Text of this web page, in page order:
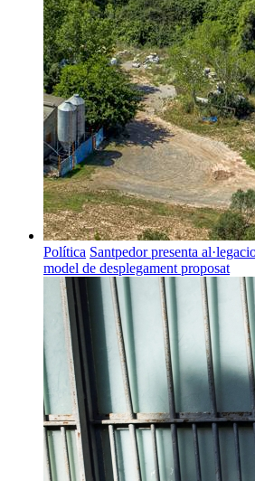
Política Santpedor presenta
model de desplegament proposat